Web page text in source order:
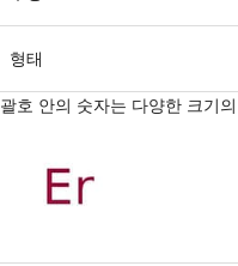
형태
괄호 안의 숫자는 다양한 크기